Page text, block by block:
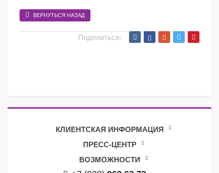
ВЕРНУТЬСЯ НАЗАД
Поделиться:
КЛИЕНТСКАЯ ИНФОРМАЦИЯ
ПРЕСС-ЦЕНТР
ВОЗМОЖНОСТИ